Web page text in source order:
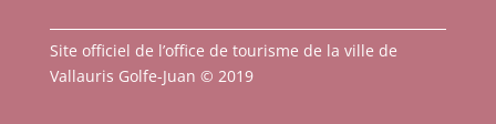
Site officiel de l’office de tourisme de la ville de
Vallauris Golfe-Juan © 2019